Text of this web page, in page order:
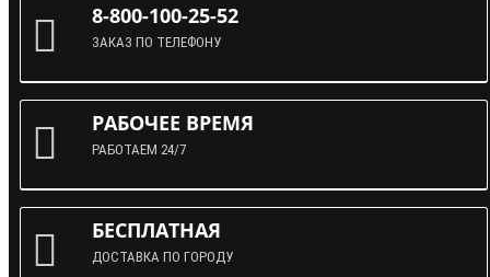
8-800-100-25-52
ЗАКАЗ ПО ТЕЛЕФОНУ
РАБОЧЕЕ ВРЕМЯ
РАБОТАЕМ 24/7
БЕСПЛАТНАЯ
ДОСТАВКА ПО ГОРОДУ